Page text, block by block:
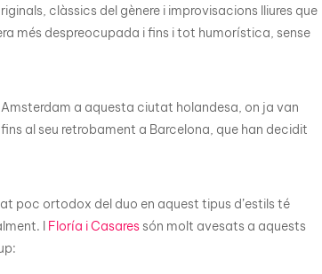
clàssics del gènere i improvisacions lliures que
més despreocupada i fins i tot humorística, sense
a aquesta ciutat holandesa, on ja van
al seu retrobament a Barcelona, que han decidit
poc ortodox del duo en aquest tipus d’estils té
I
Floría i Casares són molt avesats a aquests